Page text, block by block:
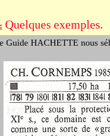
: Quelques exemples.
Guide HACHETTE nous